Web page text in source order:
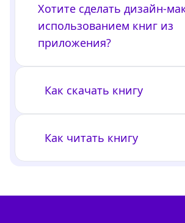
Хотите сделать дизайн-
использованием книг из
приложения?
Как скачать книгу
Как читать книгу